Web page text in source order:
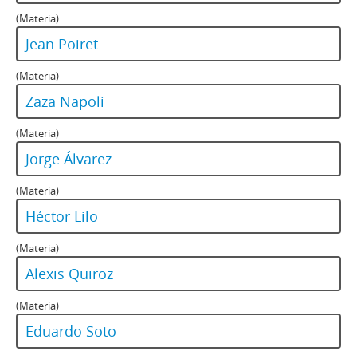
003 - Teatro Chileno 81-90
004 - Teatro Chileno 91-98
(Materia)
Jean Poiret
(Materia)
Zaza Napoli
(Materia)
Jorge Álvarez
(Materia)
Héctor Lilo
(Materia)
Alexis Quiroz
(Materia)
Eduardo Soto